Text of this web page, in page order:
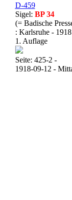
D-459
Sigel: BP 34
(= Badische
: Karlsruhe - 1918
1. Auflage
Seite: 425-2 -
1918-09-12 -